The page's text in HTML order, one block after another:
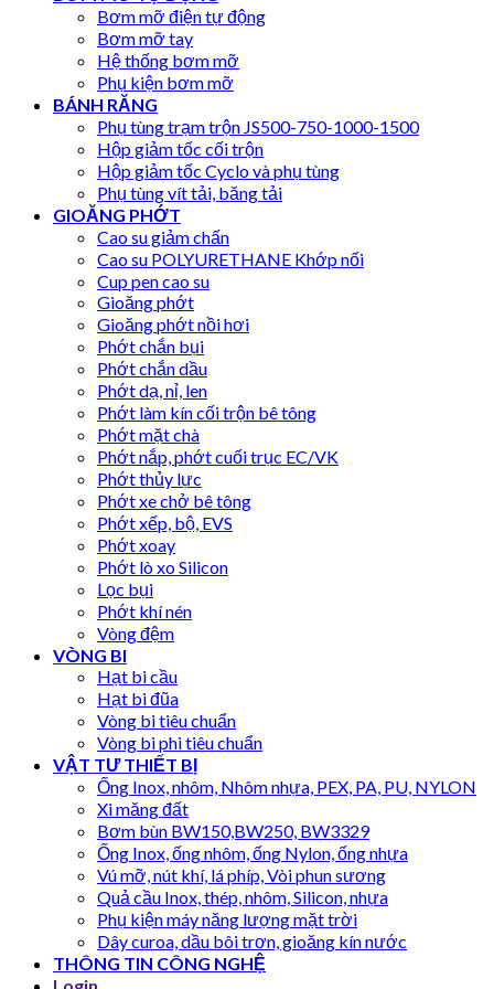
Bơm mỡ điện tự động
Bơm mỡ tay
Hệ thống bơm mỡ
Phụ kiện bơm mỡ
BÁNH RĂNG
Phụ tùng trạm trộn JS500-750-1000-1500
Hộp giảm tốc cối trộn
Hộp giảm tốc Cyclo và phụ tùng
Phụ tùng vít tải, băng tải
GIOĂNG PHỚT
Cao su giảm chấn
Cao su POLYURETHANE Khớp nối
Cup pen cao su
Gioăng phớt
Gioăng phớt nồi hơi
Phớt chắn bụi
Phớt chắn dầu
Phớt dạ, nỉ, len
Phớt làm kín cối trộn bê tông
Phớt mặt chà
Phớt nắp, phớt cuối trục EC/VK
Phớt thủy lực
Phớt xe chở bê tông
Phớt xếp, bộ, EVS
Phớt xoay
Phớt lò xo Silicon
Lọc bụi
Phớt khí nén
Vòng đệm
VÒNG BI
Hạt bi cầu
Hạt bi đũa
Vòng bi tiêu chuẩn
Vòng bi phi tiêu chuẩn
VẬT TƯ THIẾT BỊ
Ống Inox, nhôm, Nhôm nhựa, PEX, PA, PU, NYLON
Xi măng đất
Bơm bùn BW150,BW250, BW3329
Ống Inox, ống nhôm, ống Nylon, ống nhựa
Vú mỡ, nút khí, lá phíp, Vòi phun sương
Quả cầu Inox, thép, nhôm, Silicon, nhựa
Phụ kiện máy năng lượng mặt trời
Dây curoa, dầu bôi trơn, gioăng kín nước
THÔNG TIN CÔNG NGHỆ